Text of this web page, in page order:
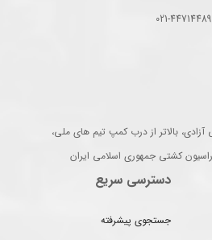
بالاتر از درب کمپ تیم های ملی،
کشتی جمهوری اسلامی ایران
دسترسی سریع
جستجوی پیشرفته